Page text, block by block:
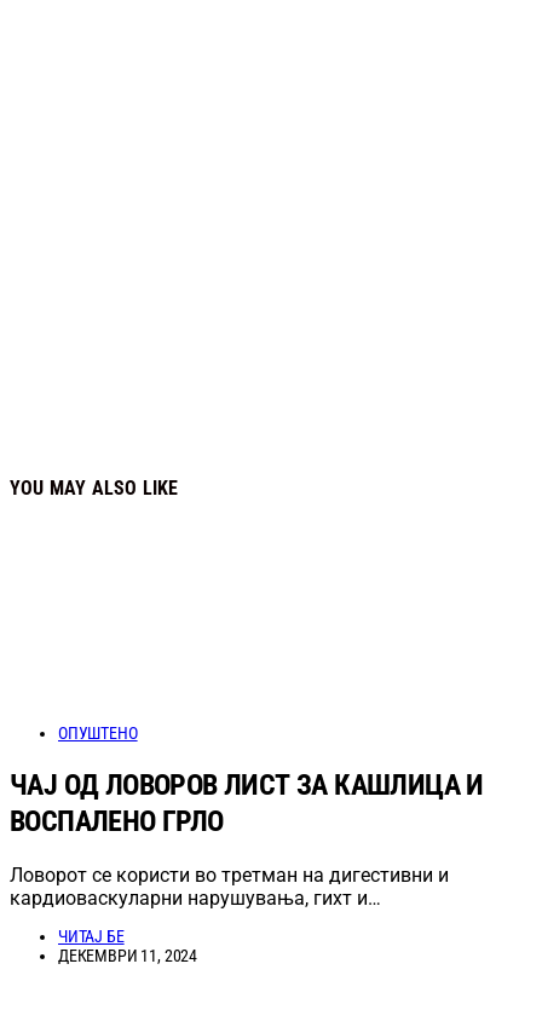
YOU MAY ALSO LIKE
ОПУШТЕНО
ЧАЈ ОД ЛОВОРОВ ЛИСТ ЗА КАШЛИЦА И
ВОСПАЛЕНО ГРЛО
Ловорот се користи во третман на дигестивни и
кардиоваскуларни нарушувања, гихт и…
ЧИТАЈ БЕ
ДЕКЕМВРИ 11, 2024